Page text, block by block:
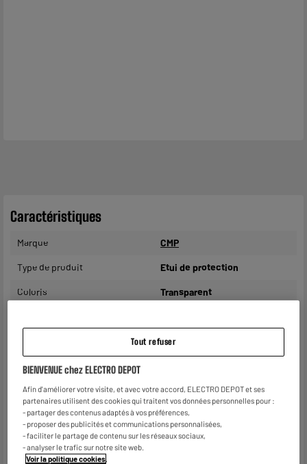
Caractéristiques
Marque CMP
Type de produit Etui de protection
Coloris Transparent
complémentaires
Etui imperméable universel
GSM/Smartphone. Le choix
Référence constructeur
plage universel
GSM/Smartphone
Poids net 0,036kg
Nom du fabricant, raison
Tout refuser
BIENVENUE chez ELECTRO DEPOT
Afin d'améliorer votre visite, et avec votre accord, ELECTRO DEPOT et ses
partenaires utilisent des cookies qui traitent vos données personnelles pour :
- partager des contenus adaptés à vos préférences,
- proposer des publicités et communications personnalisées,
- faciliter le partage de contenu sur les réseaux sociaux,
- analyser le trafic sur notre site web.
Voir la politique cookies